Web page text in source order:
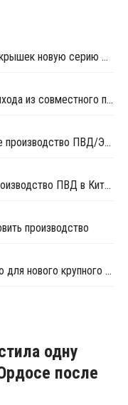
Chen Hsong поставил производителю крышек новую серию двухкомпонентных ТПА
Ineos рассматривает возможность выхода из совместного предприятия Sinopec Petchems
Zhejiang Petrochemical запустит новое производство ПВД/ЭВА в первом квартале 2026 года
Wanhua Petrochemical возобновила производство ПВД в Китае
производство
LyondellBasell лицензирует технологию для нового крупного китайского полиолефинового комплекса
одну
после